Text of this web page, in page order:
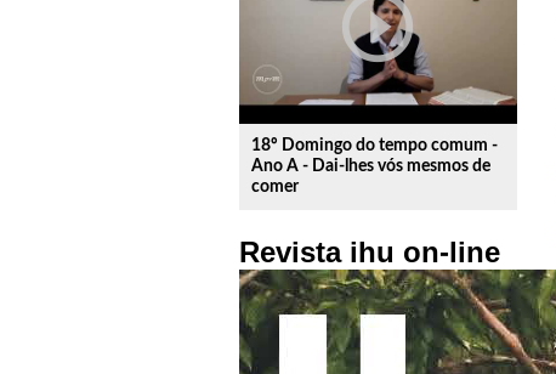
play_circle_outline
18º Domingo do tempo comum -
Ano A - Dai-lhes vós mesmos de
comer
Revista ihu on-line